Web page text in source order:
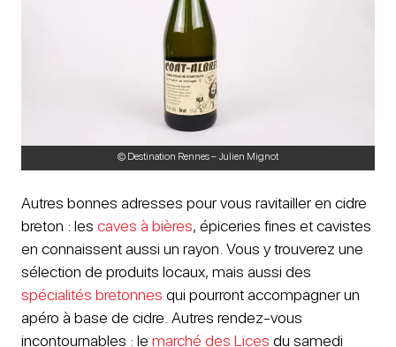
© Destination Rennes – Julien Mignot
Autres bonnes adresses pour vous ravitailler en cidre
breton : les caves à bières, épiceries fines et cavistes
en connaissent aussi un rayon. Vous y trouverez une
sélection de produits locaux, mais aussi des
spécialités bretonnes qui pourront accompagner un
apéro à base de cidre. Autres rendez-vous
incontournables : le marché des Lices du samedi